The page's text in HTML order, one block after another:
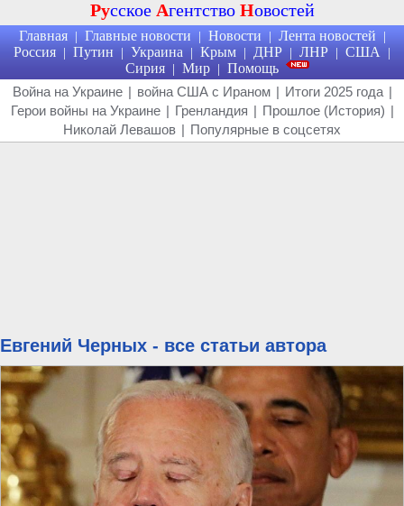
Русское Агентство Новостей
Главная | Главные новости | Новости | Лента новостей |
Россия | Путин | Украина | Крым | ДНР | ЛНР | США |
Сирия | Мир | Помощь
Война на Украине | война США с Ираном | Итоги 2025 года |
Герои войны на Украине | Гренландия | Прошлое (История) |
Николай Левашов | Популярные в соцсетях
Евгений Черных - все статьи автора